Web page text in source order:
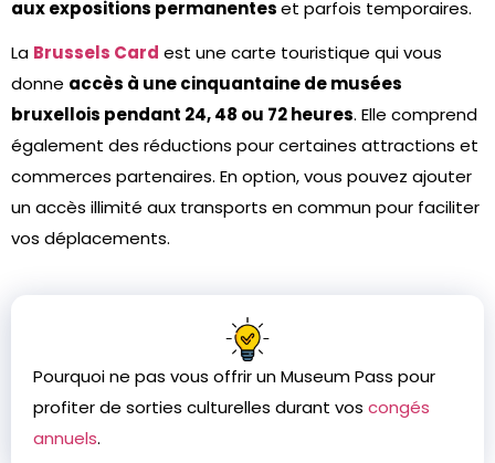
aux expositions permanenteset parfois temporaires.
La Brussels Card est une carte touristique qui vous
donne accès à une cinquantaine de musées
bruxellois pendant 24, 48 ou 72 heures. Elle comprend
également des réductions pour certaines attractions et
commerces partenaires. En option, vous pouvez ajouter
un accès illimité aux transports en commun pour faciliter
vos déplacements.
Pourquoi ne pas vous offrir un Museum Pass pour
profiter de sorties culturelles durant vos congés
annuels.